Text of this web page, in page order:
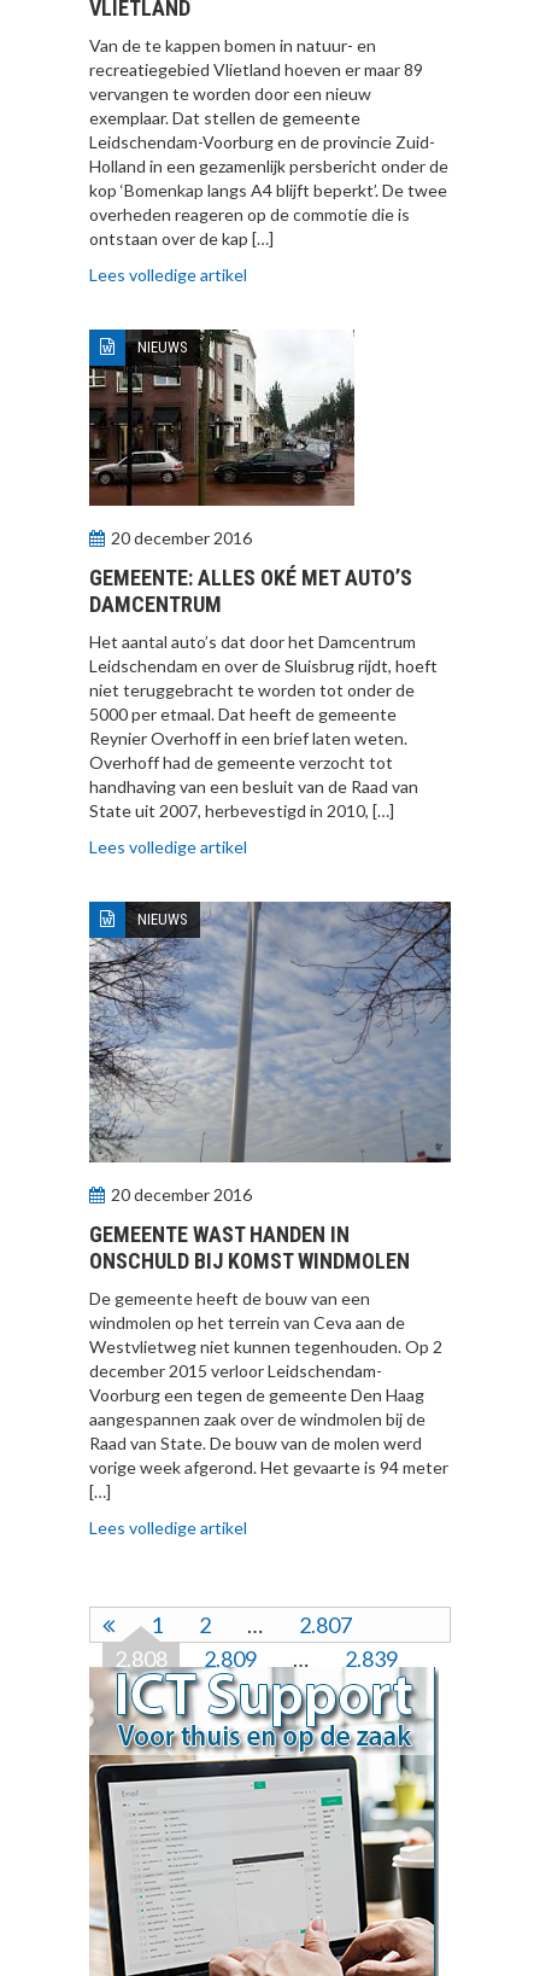
VLIETLAND
Van de te kappen bomen in natuur- en
recreatiegebied Vlietland hoeven er maar 89
vervangen te worden door een nieuw
exemplaar. Dat stellen de gemeente
Leidschendam-Voorburg en de provincie Zuid-
Holland in een gezamenlijk persbericht onder de
kop ‘Bomenkap langs A4 blijft beperkt’. De twee
overheden reageren op de commotie die is
ontstaan over de kap […]
Lees volledige artikel
NIEUWS
20 december 2016
GEMEENTE: ALLES OKÉ MET AUTO’S
DAMCENTRUM
Het aantal auto’s dat door het Damcentrum
Leidschendam en over de Sluisbrug rijdt, hoeft
niet teruggebracht te worden tot onder de
5000 per etmaal. Dat heeft de gemeente
Reynier Overhoff in een brief laten weten.
Overhoff had de gemeente verzocht tot
handhaving van een besluit van de Raad van
State uit 2007, herbevestigd in 2010, […]
Lees volledige artikel
NIEUWS
20 december 2016
GEMEENTE WAST HANDEN IN
ONSCHULD BIJ KOMST WINDMOLEN
De gemeente heeft de bouw van een
windmolen op het terrein van Ceva aan de
Westvlietweg niet kunnen tegenhouden. Op 2
december 2015 verloor Leidschendam-
Voorburg een tegen de gemeente Den Haag
aangespannen zaak over de windmolen bij de
Raad van State. De bouw van de molen werd
vorige week afgerond. Het gevaarte is 94 meter
[…]
Lees volledige artikel
1 2 …
2.807
2.808
2.809 …
2.839
2.840